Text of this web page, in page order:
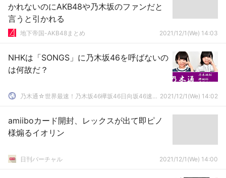
かれないのにAKB48や乃木坂のファンだと
言うと引かれる
地下帝国-AKB48まとめ 2021/12/1(We) 14:03
NHKは「SONGS」に乃木坂46を呼ばないの
は何故だ？
乃木通☆世界最速！乃木坂46欅坂46日向坂46速報まとめ 2021/12/1(We) 14:02
amiiboカード開封、レックスが出て即ピノ
様煽るイオリン
日刊バーチャル 2021/12/1(We) 14:00